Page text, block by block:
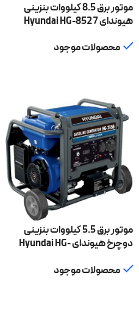
موتور برق 8.5 کیلووات بنزینی
هیوندای Hyundai HG-8527
محصولات موجود
موتور برق 5.5 کیلووات بنزینی
دوچرخ هیوندای Hyundai HG-
محصولات موجود